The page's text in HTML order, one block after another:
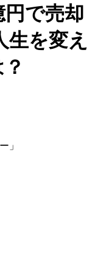
で売却
生を変え
」